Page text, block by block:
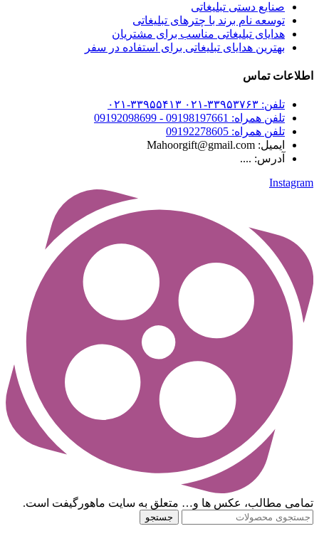
صنایع دستی تبلیغاتی
توسعه نام برند با چترهای تبلیغاتی
هدایای تبلیغاتی مناسب برای مشتریان
بهترین هدایای تبلیغاتی برای استفاده در سفر
اطلاعات تماس
تلفن: ۳۳۹۵۳۷۶۳-۰۲۱ ۳۳۹۵۵۴۱۳-۰۲۱
تلفن همراه: 09198197661 - 09192098699
تلفن همراه: 09192278605
ایمیل: Mahoorgift@gmail.com
آدرس: ....
Instagram
تمامی مطالب، عکس ها و… متعلق به سایت ماهورگیفت است.
جستجو